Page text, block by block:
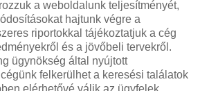
a weboldalunk teljesítményét,
hajtunk végre a
riportokkal tájékoztatjuk a cég
és a jövőbeli tervekről.
ügynökség által nyújtott
felkerülhet a keresési találatok
elérhetővé válik az ügyfelek